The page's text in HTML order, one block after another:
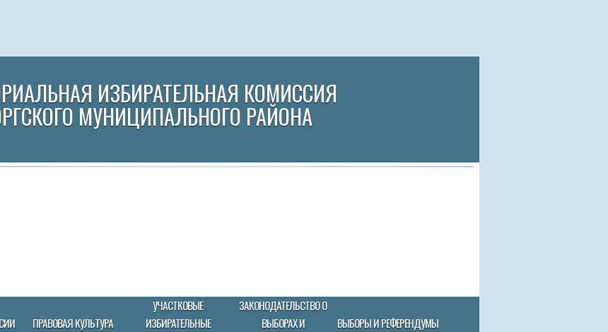
ИЗБИРАТЕЛЬНАЯ КОМИССИЯ
МУНИЦИПАЛЬНОГО РАЙОНА
ПРАВОВАЯ КУЛЬТУРА
УЧАСТКОВЫЕ
ИЗБИРАТЕЛЬНЫЕ
ЗАКОНОДАТЕЛЬСТВО О
ВЫБОРАХ И
ВЫБОРЫ И РЕФЕРЕНДУМЫ